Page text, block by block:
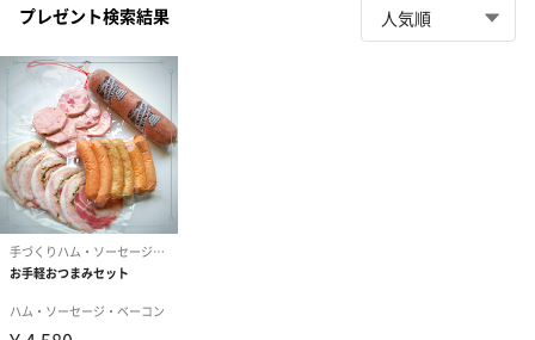
プレゼント検索結果